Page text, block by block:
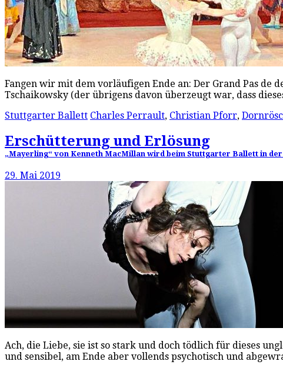
Fangen wir mit dem vorläufigen Ende an: Der Grand Pas de
Tschaikowsky (der übrigens davon überzeugt war, dass
Stuttgarter Ballett Charles Perrault, Christian Pforr,
Erschütterung und Erlösung
„Mayerling“ von Kenneth MacMillan wird beim Stuttgarter Ballett in
29. Mai 2019
Ach, die Liebe, sie ist so stark und doch tödlich für dieses
und sensibel, am Ende aber vollends psychotisch und